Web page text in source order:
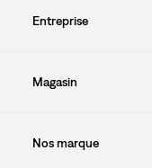
Entreprise
Magasin
Nos marque